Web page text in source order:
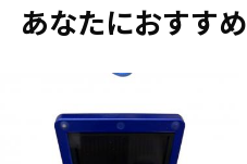
あなたにおすすめ